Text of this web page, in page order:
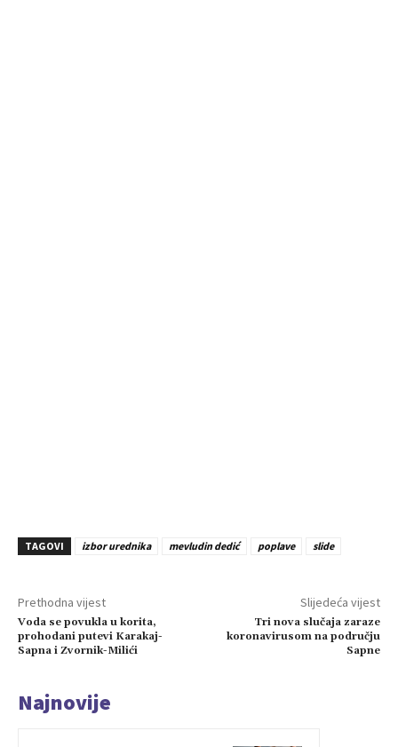
TAGOVI izbor urednika mevludin dedić poplave slide
Prethodna vijest
Voda se povukla u korita,
prohodani putevi Karakaj-
Sapna i Zvornik-Milići
Slijedeća vijest
Tri nova slučaja zaraze
koronavirusom na području
Sapne
Najnovije